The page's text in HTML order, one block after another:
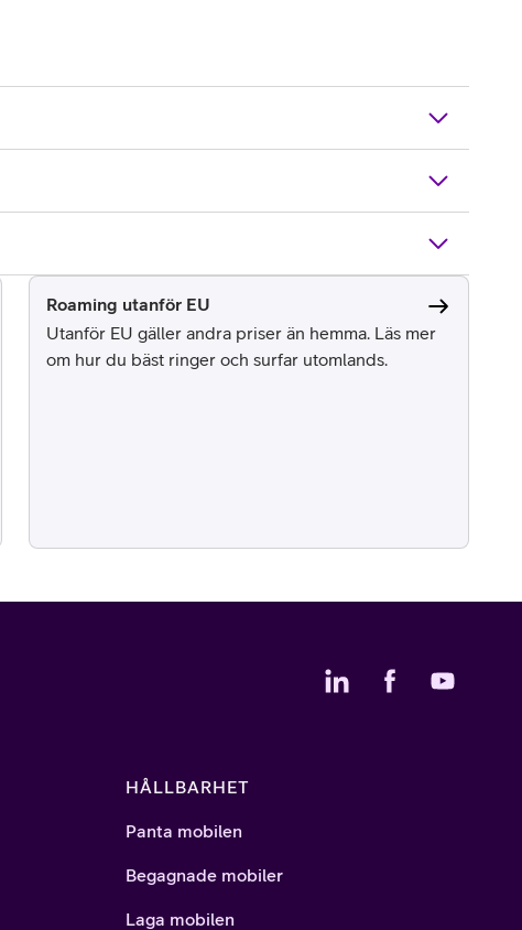
Roaming utanför EU
Utanför EU gäller andra priser än hemma. Läs mer
om hur du bäst ringer och surfar utomlands.
HÅLLBARHET
Panta mobilen
Begagnade mobiler
Laga mobilen